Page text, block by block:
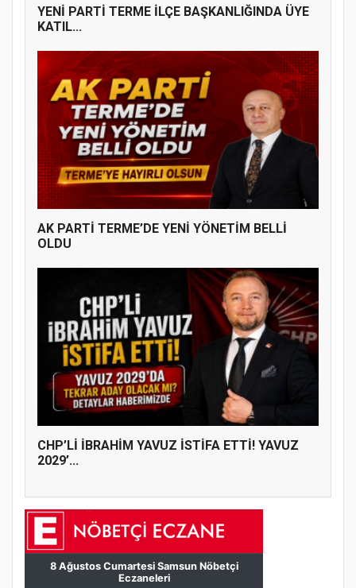
YENİ PARTİ TERME İLÇE BAŞKANLIĞINDA ÜYE
KATIL...
AK PARTİ TERME’DE YENİ YÖNETİM BELLİ
OLDU
CHP’Lİ İBRAHİM YAVUZ İSTİFA ETTİ! YAVUZ
2029’...